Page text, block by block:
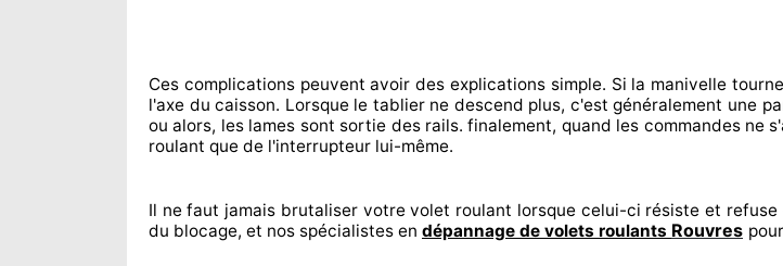
Ces complications peuvent avoir des explications simple. Si la manivelle
l'axe du caisson. Lorsque le tablier ne descend plus, c'est généralement une
ou alors, les lames sont sortie des rails. finalement, quand les commandes ne
roulant que de l'interrupteur lui-même.
Il ne faut jamais brutaliservotre volet roulant lorsque celui-ci résiste et refuse
du blocage, et nos spécialistes en dépannage de volets roulants Rouvres